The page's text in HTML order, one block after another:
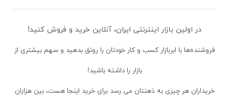
در اولین بازار اینترنتی ایران، آنلاین خرید و فروش کنید!
فروشنده‌ها با ابربازار کسب و کار خودتان را رونق بدهید و سهم بیشتری از
بازار را داشته باشید!
خریداران هر چیزی به ذهنتان می رسد برای خرید اینجا هست، بین هزاران